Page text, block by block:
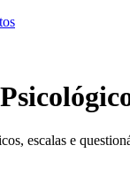
escalas e